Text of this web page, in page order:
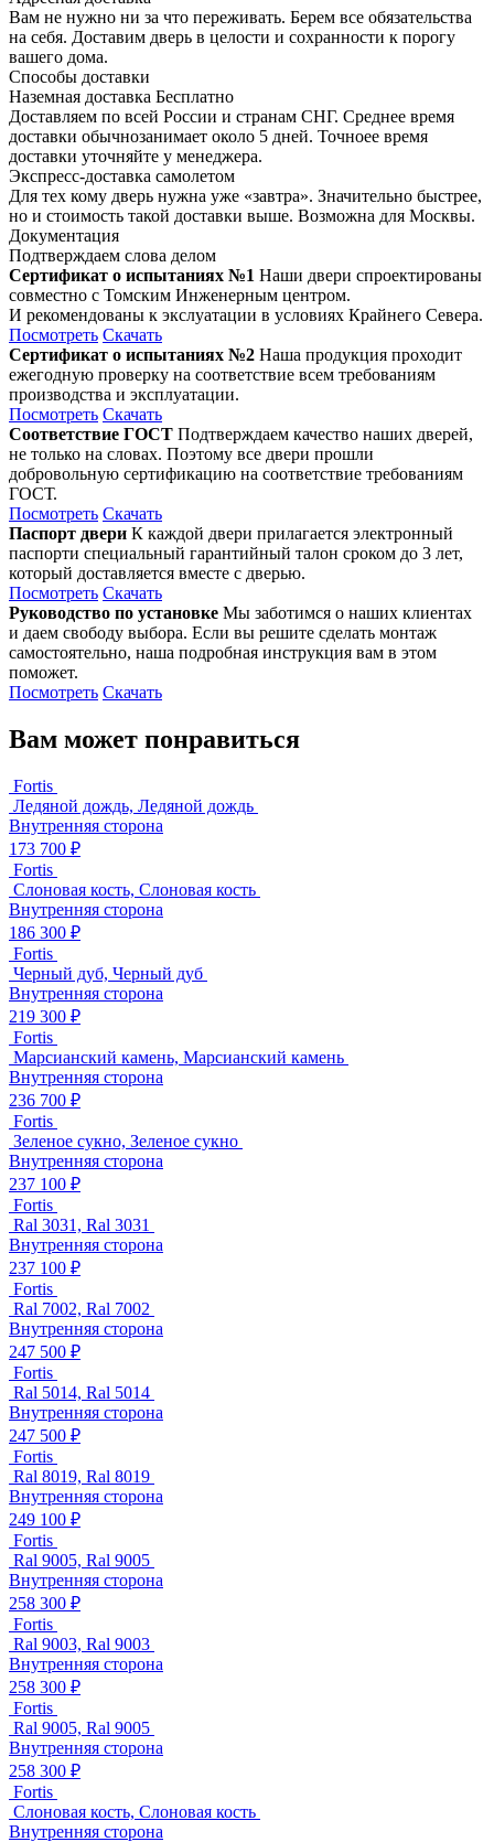
Вам не нужно ни за что переживать. Берем все обязательства
на себя. Доставим дверь в целости и сохранности к порогу
вашего дома.
Способы доставки
Наземная доставка Бесплатно
Доставляем по всей России и странам СНГ. Среднее время
доставки обычнозанимает около 5 дней. Точноее время
доставки уточняйте у менеджера.
Экспресс-доставка самолетом
Для тех кому дверь нужна уже «завтра». Значительно быстрее,
но и стоимость такой доставки выше. Возможна для Москвы.
Документация
Подтверждаем слова делом
Сертификат о испытаниях №1 Наши двери спроектированы
совместно с Томским Инженерным центром.
И рекомендованы к экслуатации в условиях Крайнего Севера.
Посмотреть Скачать
Сертификат о испытаниях №2 Наша продукция проходит
ежегодную проверку на соответствие всем требованиям
производства и эксплуатации.
Посмотреть Скачать
Соответствие ГОСТ Подтверждаем качество наших дверей,
не только на словах. Поэтому все двери прошли
добровольную сертификацию на соответствие требованиям
ГОСТ.
Посмотреть Скачать
Паспорт двери К каждой двери прилагается электронный
паспорти специальный гарантийный талон сроком до 3 лет,
который доставляется вместе с дверью.
Посмотреть Скачать
Руководство по установке Мы заботимся о наших клиентах
и даем свободу выбора. Если вы решите сделать монтаж
самостоятельно, наша подробная инструкция вам в этом
поможет.
Посмотреть Скачать
Вам может понравиться
Fortis
Ледяной дождь, Ледяной дождь
Внутренняя сторона
173 700 ₽
Fortis
Слоновая кость, Слоновая кость
Внутренняя сторона
186 300 ₽
Fortis
Черный дуб, Черный дуб
Внутренняя сторона
219 300 ₽
Fortis
Марсианский камень, Марсианский камень
Внутренняя сторона
236 700 ₽
Fortis
Зеленое сукно, Зеленое сукно
Внутренняя сторона
237 100 ₽
Fortis
Ral 3031, Ral 3031
Внутренняя сторона
237 100 ₽
Fortis
Ral 7002, Ral 7002
Внутренняя сторона
247 500 ₽
Fortis
Ral 5014, Ral 5014
Внутренняя сторона
247 500 ₽
Fortis
Ral 8019, Ral 8019
Внутренняя сторона
249 100 ₽
Fortis
Ral 9005, Ral 9005
Внутренняя сторона
258 300 ₽
Fortis
Ral 9003, Ral 9003
Внутренняя сторона
258 300 ₽
Fortis
Ral 9005, Ral 9005
Внутренняя сторона
258 300 ₽
Fortis
Слоновая кость, Слоновая кость
Внутренняя сторона